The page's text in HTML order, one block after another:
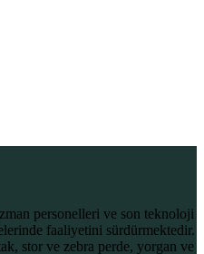
personelleri ve son teknoloji
faaliyetini sürdürmektedir.
stor ve zebra perde, yorgan ve